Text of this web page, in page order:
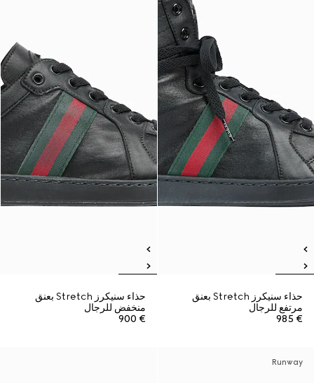
حذاء سنيكرز Stretch بعنق
مرتفع للرجال
€ 985
حذاء سنيكرز Stretch بعنق
منخفض للرجال
€ 900
Runway